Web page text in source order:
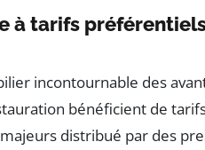
tarifs
incontournable des
bénéficient de
distribué par des